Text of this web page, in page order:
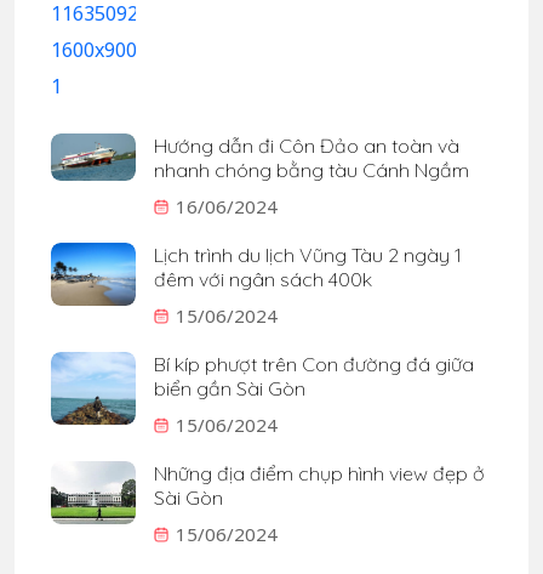
Hướng dẫn đi Côn Đảo an toàn và
nhanh chóng bằng tàu Cánh Ngầm
16/06/2024
Lịch trình du lịch Vũng Tàu 2 ngày 1
đêm với ngân sách 400k
15/06/2024
Bí kíp phượt trên Con đường đá giữa
biển gần Sài Gòn
15/06/2024
Những địa điểm chụp hình view đẹp ở
Sài Gòn
15/06/2024